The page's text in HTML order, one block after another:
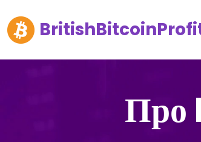
Про